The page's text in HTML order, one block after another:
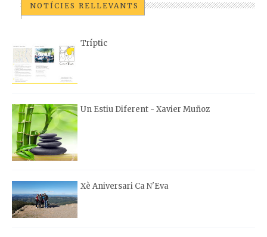
NOTÍCIES RELLEVANTS
Tríptic
Un Estiu Diferent - Xavier Muñoz
Xè Aniversari Ca N'Eva